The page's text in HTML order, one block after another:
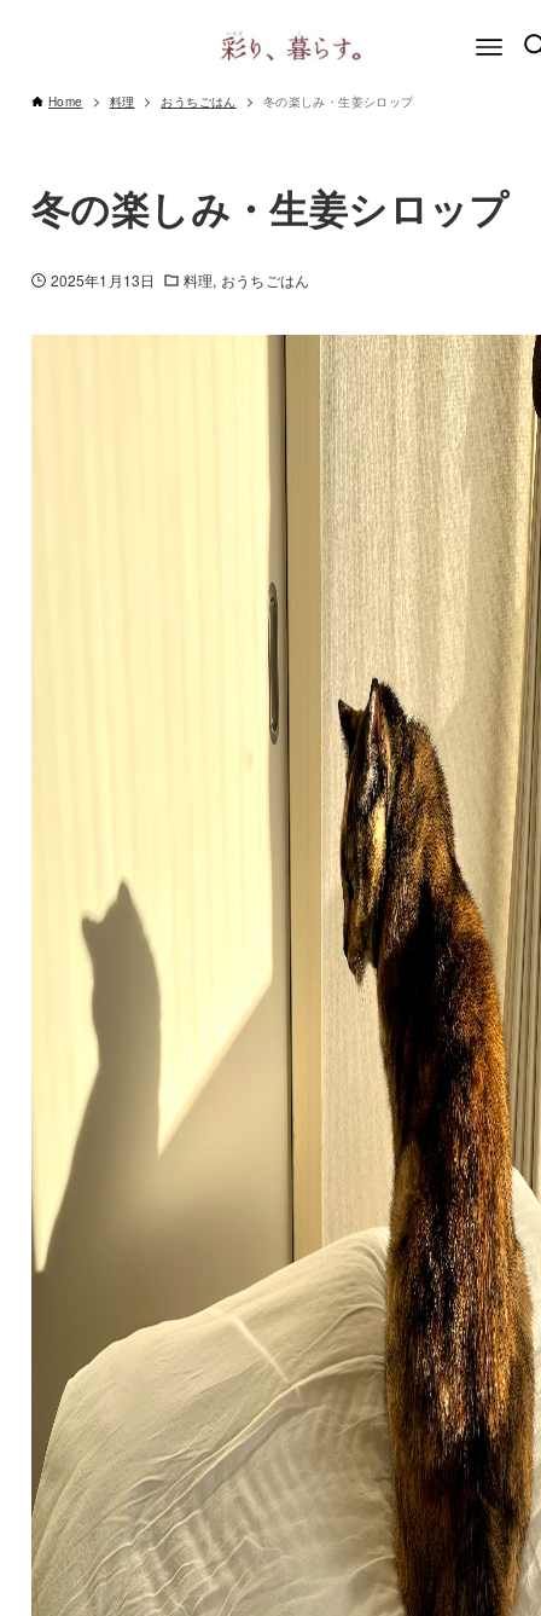
Home 料理 おうちごはん 冬の楽しみ・生姜シロップ
冬の楽しみ・生姜シロップ
2025年1月13日 料理 おうちごはん